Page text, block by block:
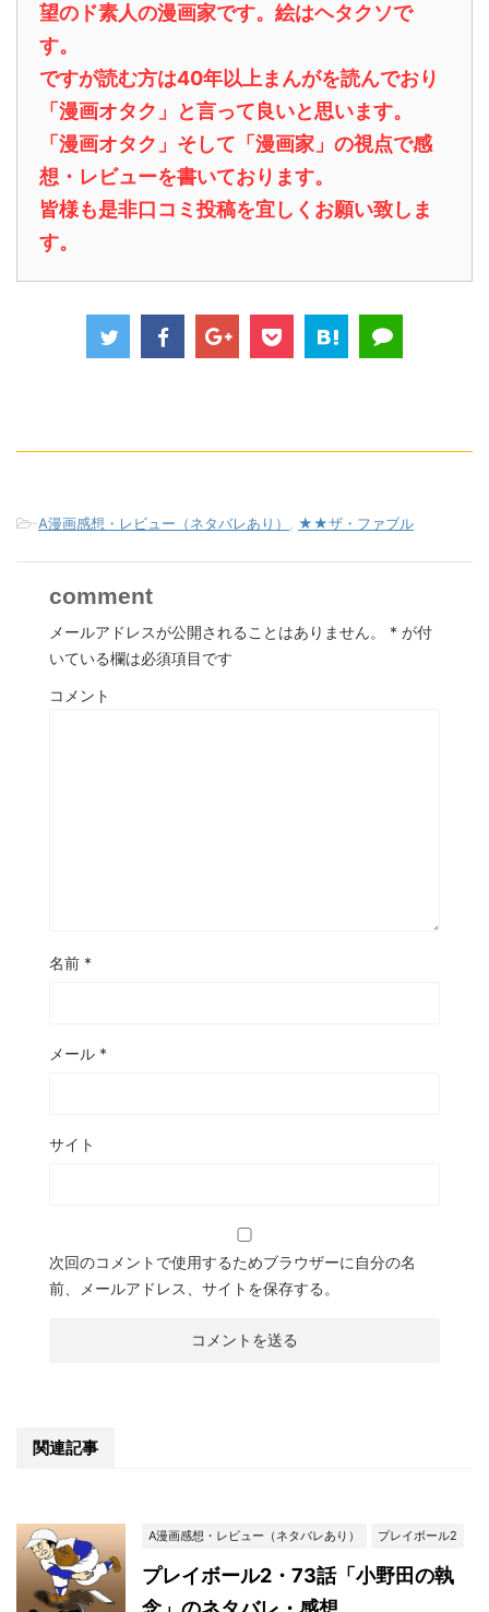
望のド素人の漫画家です。絵はヘタクソで
す。
ですが読む方は40年以上まんがを読んでおり
「漫画オタク」と言って良いと思います。
「漫画オタク」そして「漫画家」の視点で感
想・レビューを書いております。
皆様も是非口コミ投稿を宜しくお願い致しま
す。
-A漫画感想・レビュー（ネタバレあり） ★★ザ・ファブル
comment
メールアドレスが公開されることはありません。 * が付
いている欄は必須項目です
コメント
名前 *
メール *
サイト
次回のコメントで使用するためブラウザーに自分の名
前、メールアドレス、サイトを保存する。
関連記事
A漫画感想・レビュー（ネタバレあり） プレイボール2
プレイボール2・73話「小野田の執